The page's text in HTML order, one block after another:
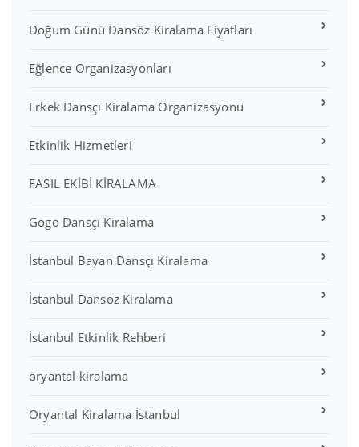
Doğum Günü Dansöz Kiralama Fiyatları
Eğlence Organizasyonları
Erkek Dansçı Kiralama Organizasyonu
Etkinlik Hizmetleri
FASIL EKİBİ KİRALAMA
Gogo Dansçı Kiralama
İstanbul Bayan Dansçı Kiralama
İstanbul Dansöz Kiralama
İstanbul Etkinlik Rehberi
oryantal kiralama
Oryantal Kiralama İstanbul